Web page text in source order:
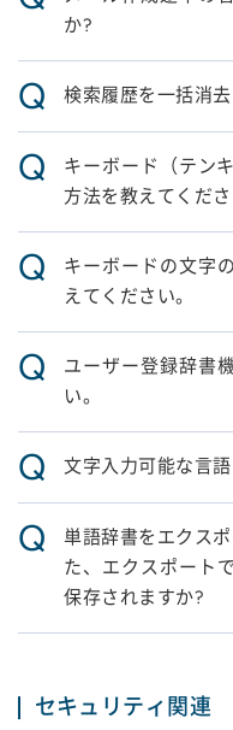
か?
Q 検索履歴を一括消
Q
キーボード（テン
方法を教えてくださ
Q
キーボードの文字
えてください。
Q
ユーザー登録辞書
い。
Q 文字入力可能な言語
Q
単語辞書をエクス
た、エクスポート
保存されますか?
セキュリティ関連